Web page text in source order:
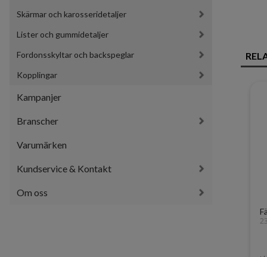
Skärmar och karosseridetaljer
Lister och gummidetaljer
Fordonsskyltar och backspeglar
Kopplingar
Kampanjer
Branscher
Varumärken
Kundservice & Kontakt
Om oss